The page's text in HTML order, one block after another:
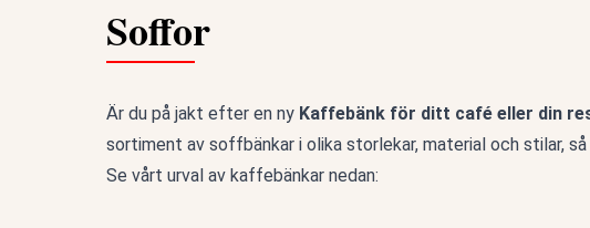
Soffor
Är du på jakt efter en ny Kaffebänk för ditt café eller din
sortiment av soffbänkar i olika storlekar, material och stilar,
Se vårt urval av kaffebänkar nedan: